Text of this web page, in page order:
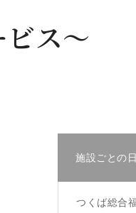
ス～
施設ごとの
つくば総合